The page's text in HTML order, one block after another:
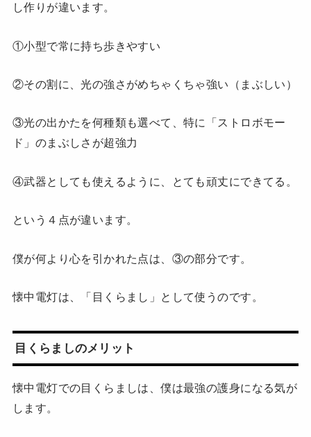
し作りが違います。
①小型で常に持ち歩きやすい
②その割に、光の強さがめちゃくちゃ強い（まぶしい）
③光の出かたを何種類も選べて、特に「ストロボモー
ド」のまぶしさが超強力
④武器としても使えるように、とても頑丈にできてる。
という４点が違います。
僕が何より心を引かれた点は、③の部分です。
懐中電灯は、「目くらまし」として使うのです。
目くらましのメリット
懐中電灯での目くらましは、僕は最強の護身になる気が
します。